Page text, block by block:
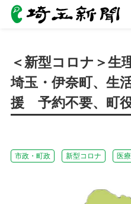
＜新型コロナ＞生
埼玉・伊奈町、生
援 予約不要、町
市政・町政 新型コロナ 医